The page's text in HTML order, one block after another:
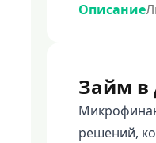
Описание
Займ в
решений,